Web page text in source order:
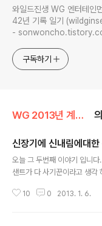
와일드진생 WG 엔터테인
42년 기록 일기 (wildginseng.or.kr -
-
구독하기
WG 2013년 계사년 기록
신장기에 신내림에대
오늘 그 두번째 이야기 입니
샌트가 다 사기꾼이라고 생각
그 1퍼샌트 않에는 진정한 무
10 0 2013. 1. 6.